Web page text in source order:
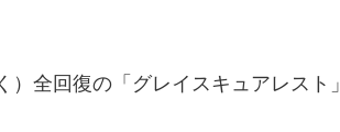
全回復の「グレイスキュアレスト」